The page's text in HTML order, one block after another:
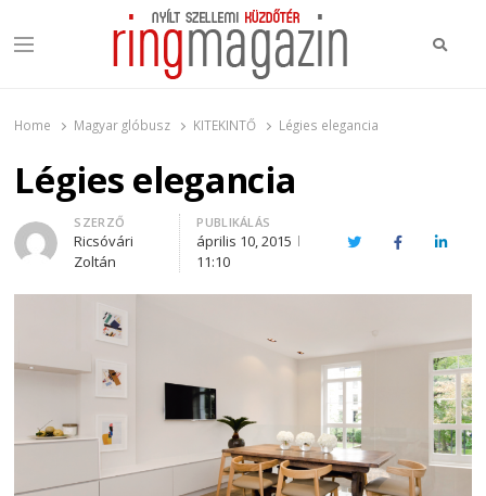
Menu
Home Magyar glóbusz KITEKINTŐ Légies elegancia
Légies elegancia
Author
SZERZŐ
Ricsóvári
Zoltán
PUBLIKÁLÁS
április 10, 2015
11:10
TwitterFacebook